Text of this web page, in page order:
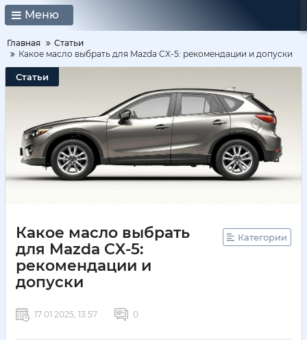
Меню
Главная
Статьи
Какое масло выбрать для Mazda CX-5: рекомендации и допуски
Статьи
Какое масло выбрать
для Mazda CX-5:
рекомендации и
допуски
Категории
17 01 2025, 13:57 0